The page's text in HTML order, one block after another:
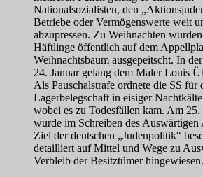
Nationalsozialisten, den
Betriebe oder Vermögenswerte weit
abzupressen. Zu Weihnachten
Häftlinge öffentlich auf dem
Weihnachtsbaum ausgepeitscht. In
24. Januar gelang dem Maler Louis
Als Pauschalstrafe ordnete die SS für
Lagerbelegschaft in eisiger
wobei es zu Todesfällen kam. Am 25.
wurde im Schreiben des Auswärtigen
Ziel der deutschen „Judenpolitik“
detailliert auf Mittel und Wege zu
Verbleib der Besitztümer hingewiesen.